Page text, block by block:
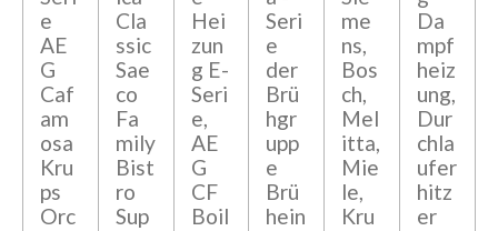
e
AE
G
Caf
am
osa
Kru
ps
Orc
Cla
ssic
Sae
co
Fa
mily
Bist
ro
Sup
Hei
zun
g E-
Seri
e,
AE
G
CF
Boil
Seri
e
der
Brü
hgr
upp
e
Brü
hein
me
ns,
Bos
ch,
Mel
itta,
Mie
le,
Kru
Da
mpf
heiz
ung,
Dur
chla
ufer
hitz
er